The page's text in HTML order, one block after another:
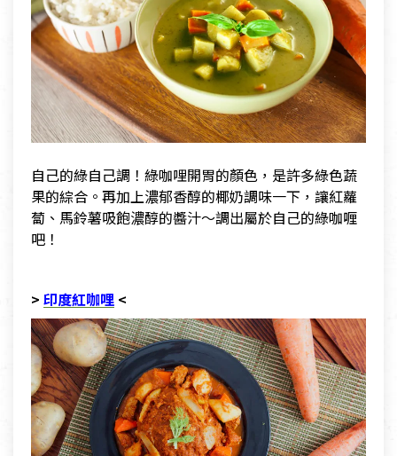
自己的綠自己調！綠咖哩開胃的顏色，是許多綠色蔬
果的綜合。再加上濃郁香醇的椰奶調味一下，讓紅蘿
蔔、馬鈴薯吸飽濃醇的醬汁～調出屬於自己的綠咖喱
吧！
> 印度紅咖哩 <